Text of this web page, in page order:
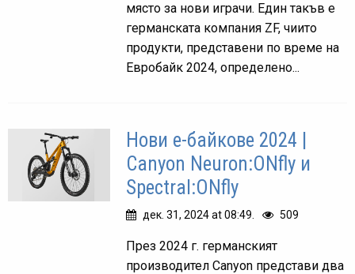
място за нови играчи. Един такъв е
германската компания ZF, чиито
продукти, представени по време на
Евробайк 2024, определено...
Нови е-байкове 2024 |
Canyon Neuron:ONfly и
Spectral:ONfly
дек. 31, 2024 at 08:49. 509
През 2024 г. германският
производител Canyon представи два